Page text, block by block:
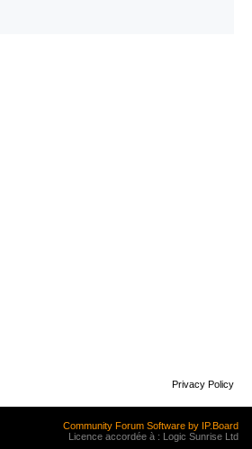
Privacy Policy
Community Forum Software by IP.Board
Licence accordée à : Logic Sunrise Ltd